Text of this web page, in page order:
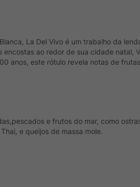
La Del Vivo é um trabalho da
encostas ao redor de sua cidade natal,
anos, este rótulo revela notas de
e frutos do mar, como
e queijos de massa mole.